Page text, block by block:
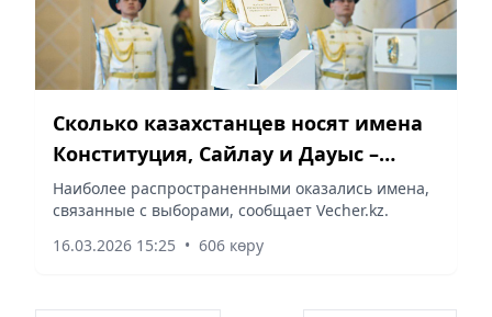
Сколько казахстанцев носят имена
Конституция, Сайлау и Дауыс –
статистика
Наиболее распространенными оказались имена,
связанные с выборами, сообщает Vecher.kz.
16.03.2026 15:25 • 606 көру